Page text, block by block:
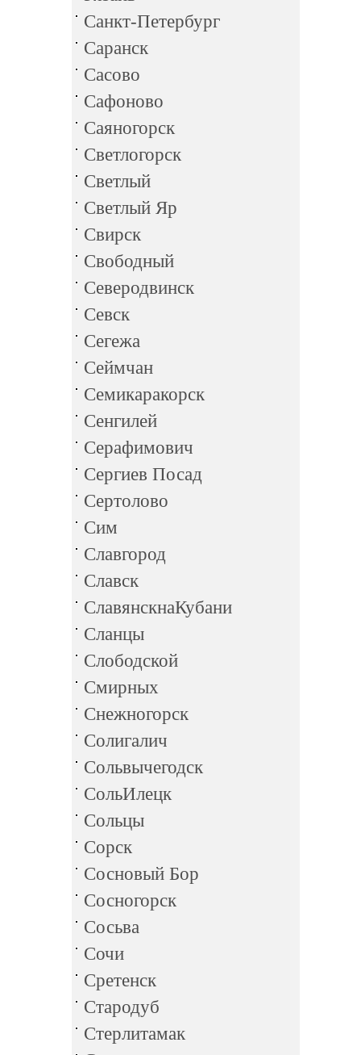
Санкт-Петербург
Саранск
Сасово
Сафоново
Саяногорск
Светлогорск
Светлый
Светлый Яр
Свирск
Свободный
Северодвинск
Севск
Сегежа
Сеймчан
Семикаракорск
Сенгилей
Серафимович
Сергиев Посад
Сертолово
Сим
Славгород
Славск
СлавянскнаКубани
Сланцы
Слободской
Смирных
Снежногорск
Солигалич
Сольвычегодск
СольИлецк
Сольцы
Сорск
Сосновый Бор
Сосногорск
Сосьва
Сочи
Сретенск
Стародуб
Стерлитамак